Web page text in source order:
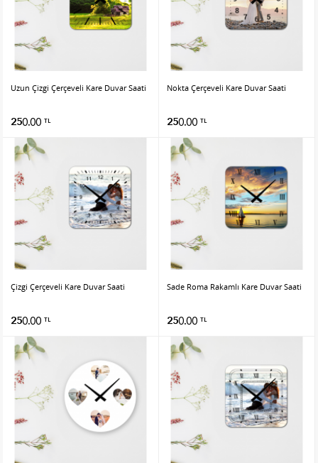
Uzun Çizgi Çerçeveli Kare Duvar Saati
250.00 TL
Nokta Çerçeveli Kare Duvar Saati
250.00 TL
Çizgi Çerçeveli Kare Duvar Saati
250.00 TL
Sade Roma Rakamlı Kare Duvar Saati
250.00 TL